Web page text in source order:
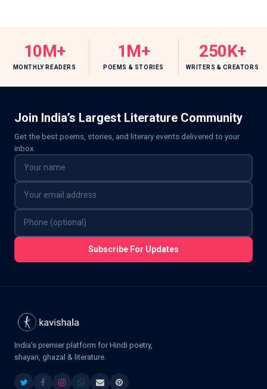
10M+
MONTHLY READERS
1M+
POEMS & STORIES
250K+
WRITERS & CREATORS
Join India’s Largest Literature Community
Get the best poems, stories, and literary events delivered to your
inbox.
Subscribe For Updates
India's premier platform for Hindi poetry,
shayari, ghazal & literature.